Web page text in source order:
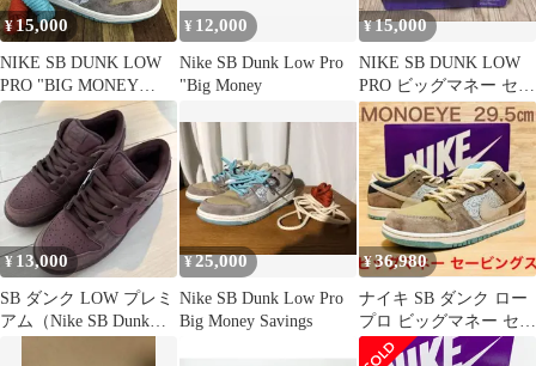
¥15,000
NIKE SB DUNK LOW
PRO "BIG MONEY
SAVINGS" ナイキ SB
ダンク ロー プロ "ビッ
グマネーセービング
ス"【8651-004】
¥ 12,000
Nike SB Dunk Low Pro
"Big Money
¥15,000
NIKE SB DUNK LOW
PRO ビッグマネー セー
ビングス スニーカー
¥ 13,000
SB ダンク LOW プレミ
アム（Nike SB Dunk
¥25,000
Nike SB Dunk Low Pro
Big Money Savings
¥36,980
ナイキ SB ダンク ロー
プロ ビッグマネー セー
ビングス 29.5㎝